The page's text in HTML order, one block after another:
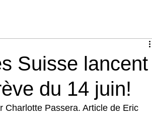
Suisse lancent
du 14 juin!
Charlotte Passera. Article de Eric